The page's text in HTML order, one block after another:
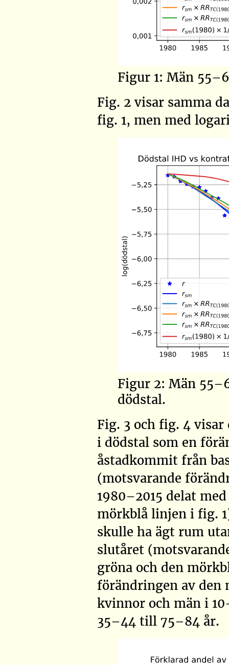
Figur 1: Män
Fig. 2 visar samma
fig. 1, men med
Figur 2: Män
dödstal.
Fig. 3 och fig. 4 visar
i dödstal som en
åstadkommit från
(motsvarande
1980–2015 delat
mörkblå linjen i fig.
skulle ha ägt rum
slutåret
gröna och den
förändringen av den
kvinnor och män i
35–44 till 75–84 år.